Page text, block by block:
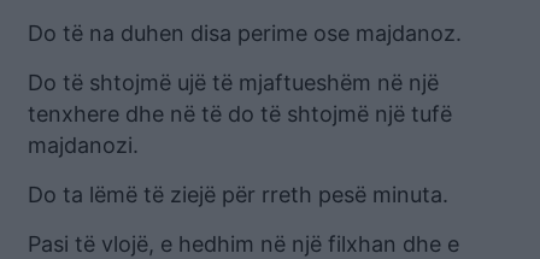
Do të na duhen disa perime ose majdanoz.
Do të shtojmë ujë të mjaftueshëm në një
tenxhere dhe në të do të shtojmë një tufë
majdanozi.
Do ta lëmë të ziejë për rreth pesë minuta.
Pasi të vlojë, e hedhim në një filxhan dhe e